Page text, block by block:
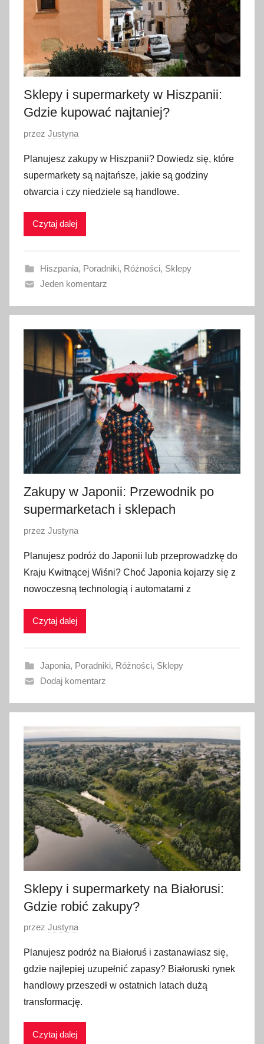
2
6
Sklepy i supermarkety w Hiszpanii:
Gdzie kupować najtaniej?
O
u
b
l
i
a
n
1
1
s
t
z
n
2
0
6
przez Justyna
Planujesz zakupy w Hiszpanii? Dowiedz się, które
supermarkety są najtańsze, jakie są godziny
otwarcia i czy niedziele są handlowe.
Czytaj dalej
Hiszpania, Poradniki, Różności, Sklepy
Jeden komentarz
Zakupy w Japonii: Przewodnik po
supermarketach i sklepach
O
u
b
l
i
a
n
4
s
t
y
c
z
n
i
a
2
2
przez Justyna
Planujesz podróż do Japonii lub przeprowadzkę do
Kraju Kwitnącej Wiśni? Choć Japonia kojarzy się z
nowoczesną technologią i automatami z
Czytaj dalej
Japonia, Poradniki, Różności, Sklepy
Dodaj komentarz
Sklepy i supermarkety na Białorusi:
Gdzie robić zakupy?
O
u
b
l
i
przez Justyna
Planujesz podróż na Białoruś i zastanawiasz się,
gdzie najlepiej uzupełnić zapasy? Białoruski rynek
handlowy przeszedł w ostatnich latach dużą
transformację.
Czytaj dalej